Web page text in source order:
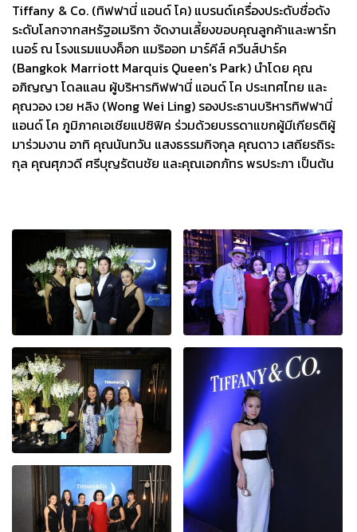
Tiffany & Co. (ทิฟฟานี่ แอนด์ โค) แบรนด์เครื่องประดับชื่อดัง
ระดับโลกจากสหรัฐอเมริกา จัดงานเลี้ยงขอบคุณลูกค้าและพาร์ท
เนอร์ ณ โรงแรมแบงค็อก แมริออท มาร์คีส์ ควีนส์ปาร์ค
(Bangkok Marriott Marquis Queen's Park) นำโดย คุณ
อภิญญา โดลแลน ผู้บริหารทิฟฟานี่ แอนด์ โค ประเทศไทย และ
คุณวอง เวย หลิง (Wong Wei Ling) รองประธานบริหารทิฟฟานี่
แอนด์ โค ภูมิภาคเอเชียแปซิฟิค ร่วมด้วยบรรดาแขกผู้มีเกียรติผู้
มาร่วมงาน อาทิ คุณนันทวัน แสงธรรมกิจกุล คุณดาว เสถียรถิระ
กุล คุณศุภวดี ศรีบุญรัตนชัย และคุณเอกภัทร พรประภา เป็นต้น